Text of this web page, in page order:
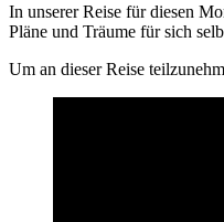
In unserer Reise für diesen
Pläne und Träume für sich
Um an dieser Reise